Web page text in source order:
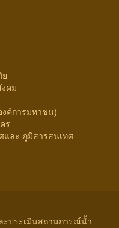
ย
คม
งค์การมหาชน)
ร
และ ภูมิสารสนเทศ
ะประเมินสถานการณ์น้ำ